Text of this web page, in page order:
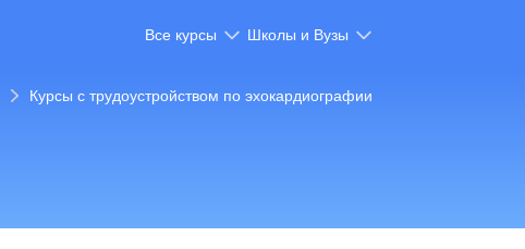
Все курсы Школы и Вузы
Курсы с трудоустройством по эхокардиографии